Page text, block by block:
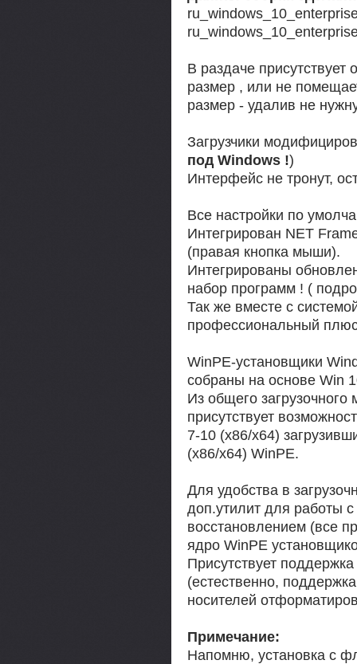
В раздаче присутствует
размер , или не
размер - удалив не
Загрузчики
под Windows !)
Интерфейс не тронут,
Все настройки по
Интегрирован NET
(правая кнопка мыши).
Интегрированы
набор программ ! (
Так же вместе с
профессиональный
WinPE-установщики
собраны на основе Win
Из общего
присутствует
7-10 (x86/x64)
(x86/x64) WinPE.
Для удобства в
доп.утилит для работы
восстановлением (все
ядро WinPE
Присутствует
(естественно,
носителей
Примечание:
Напомню, установка с